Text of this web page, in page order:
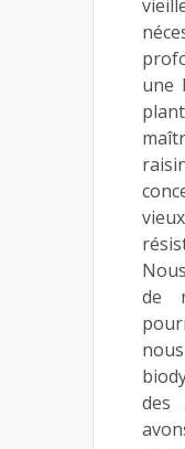
une
de
des